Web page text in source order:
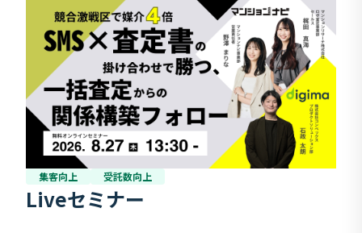
集客向上 受託数向上
Liveセミナー